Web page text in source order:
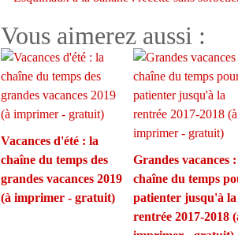
Vous aimerez aussi :
Vacances d'été : la
chaîne du temps des
grandes vacances 2019
(à imprimer - gratuit)
Grandes vacances
chaîne du temps
patienter jusqu'à la
rentrée 2017-2018